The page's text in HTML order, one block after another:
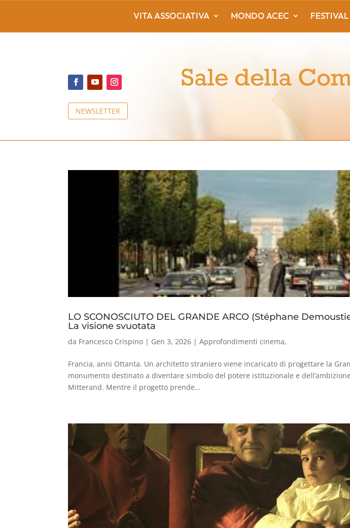
NEWSLETTER
VITA ASSOCIATIVA MONDO ACEC FESTIVAL
LO SCONOSCIUTO DEL GRANDE ARCO (Stéphane
La visione svuotata
da Francesco Crispino | Gen 3, 2026 |Approfondimenti cinema,
Francia, anni Ottanta. Un architetto straniero viene incaricato di progettare la
monumento destinato a diventare simbolo del potere istituzionale e
Mitterand. Mentre il progetto prende...